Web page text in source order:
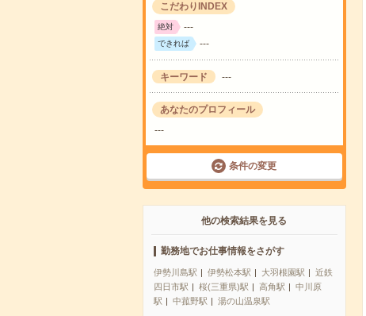
こだわりINDEX
絶対 ---
できれば ---
キーワード ---
あなたのプロフィール
---
条件の変更
他の検索結果を見る
勤務地でお仕事情報をさがす
伊勢川島駅 伊勢松本駅 大羽根園駅
近鉄
四日市駅
桜(三重県)駅 高角駅
中川原
駅
中菰野駅 湯の山温泉駅